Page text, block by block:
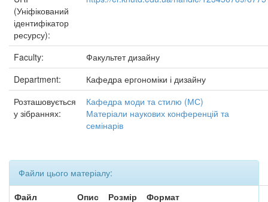
(Уніфікований
ідентифікатор
ресурсу):
Faculty:
Факультет дизайну
Department:
Кафедра ергономіки і дизайну
Розташовується
у зібраннях:
Кафедра моди та стилю (МС)
Матеріали наукових конференцій та
семінарів
Файли цього матеріалу:
Файл
Опис Розмір
Формат